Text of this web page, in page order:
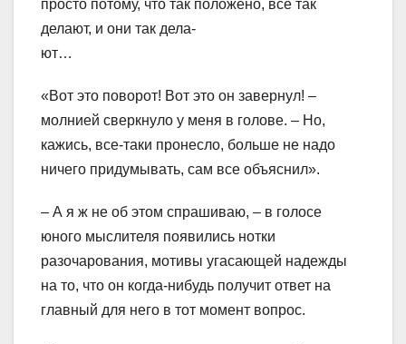
просто потому, что так положено, все так
делают, и они так дела-
ют…
«Вот это поворот! Вот это он завернул! –
молнией сверкнуло у меня в голове. – Но,
кажись, все-таки пронесло, больше не надо
ничего придумывать, сам все объяснил».
– А я ж не об этом спрашиваю, – в голосе
юного мыслителя появились нотки
разочарования, мотивы угасающей надежды
на то, что он когда-нибудь получит ответ на
главный для него в тот момент вопрос.